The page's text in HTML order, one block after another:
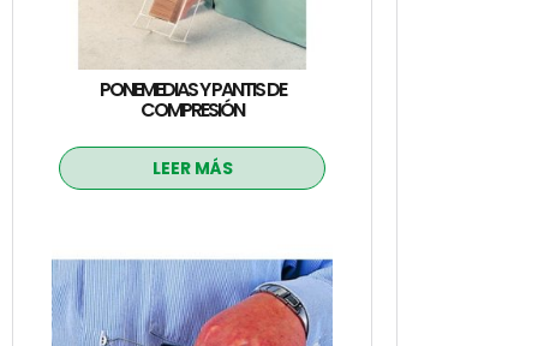
PONEMEDIAS Y PANTIS DE
COMPRESIÓN
LEER MÁS